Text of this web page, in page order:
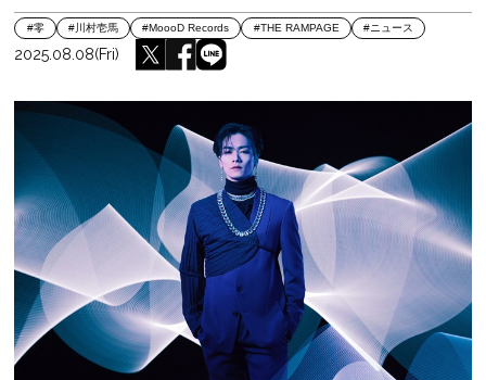
#零 #川村壱馬 #MoooD Records #THE RAMPAGE #ニュース
2025.08.08(Fri)